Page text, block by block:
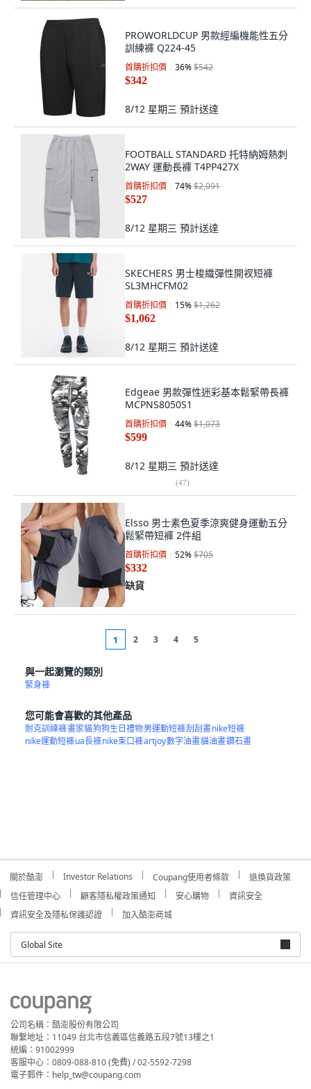
PROWORLDCUP 男款經編機能性五分
訓練褲 Q224-45
首購折扣價 36%$542
$342
8/12 星期三 預計送達
FOOTBALL STANDARD 托特納姆熱刺
2WAY 運動長褲 T4PP427X
首購折扣價 74%$2,091
$527
8/12 星期三 預計送達
SKECHERS 男士梭織彈性開衩短褲
SL3MHCFM02
首購折扣價 15%$1,262
$1,062
8/12 星期三 預計送達
Edgeae 男款彈性迷彩基本鬆緊帶長褲
MCPNS8050S1
首購折扣價 44%$1,073
$599
8/12 星期三 預計送達
(47)
Elsso 男士素色夏季涼爽健身運動五分
鬆緊帶短褲 2件組
首購折扣價 52%$705
$332
缺貨
1 2 3 4 5
與一起瀏覽的類別
緊身褲
您可能會喜歡的其他產品
耐克訓練褲畫家貓狗狗生日禮物男運動短褲刮刮畫nike短褲
nike運動短褲ua長褲nike束口褲artjoy數字油畫貓油畫鑽石畫
關於酷澎 Investor Relations Coupang使用者條款
退換貨政策
信任管理中心
顧客隱私權政策通知 安心購物
資訊安全
資訊安全及隱私保護認證
加入酷澎商城
Global Site
公司名稱：酷澎股份有限公司
聯繫地址：11049 台北市信義區信義路五段7號13樓之1
統編：91002999
客服中心：0809-088-810 (免費) / 02-5592-7298
電子郵件：help_tw@coupang.com